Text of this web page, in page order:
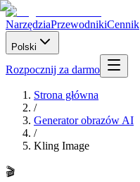
NarzędziaPrzewodnikiCennik
Polski
Rozpocznij za darmo
Strona główna
/
Generator obrazów AI
/
Kling Image
🎬